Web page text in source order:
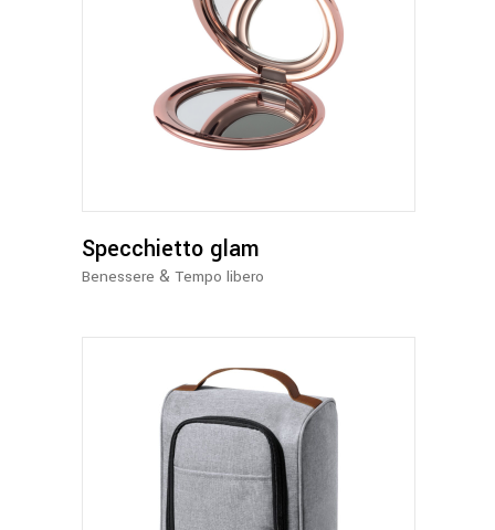
Questo
prodotto
ha
più
opzioni
possono
essere
del
prodotto
Specchietto glam
Benessere & Tempo libero